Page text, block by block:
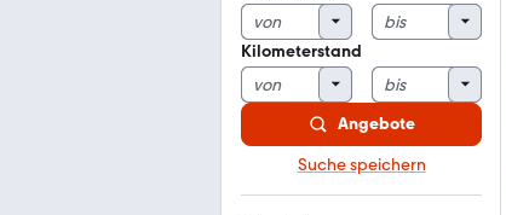
Kilometerstand
Angebote
Suche speichern